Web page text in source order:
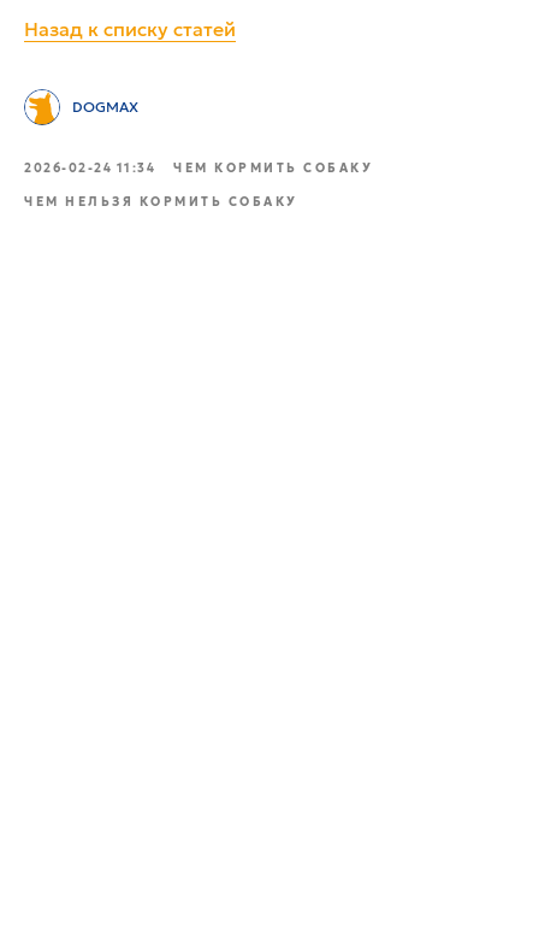
Назад к списку статей
DOGMAX
2026-02-24 11:34 ЧЕМ КОРМИТЬ СОБАКУ
ЧЕМ НЕЛЬЗЯ КОРМИТЬ СОБАКУ